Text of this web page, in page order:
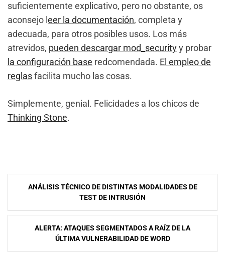
suficientemente explicativo, pero no obstante, os
aconsejo l eer la documentación, completa y
adecuada, para otros posibles usos. Los más
atrevidos, pueden descargar mod_securityy probar
la configuración base redcomendada. El empleo de
reglasfacilita mucho las cosas.
Simplemente, genial. Felicidades a los chicos de
Thinking Stone.
NavegaciÃ³n
entradas
ANÁLISIS TÉCNICO DE DISTINTAS MODALIDADES DE
TEST DE INTRUSIÓN
ALERTA: ATAQUES SEGMENTADOS A RAÍZ DE LA
ÚLTIMA VULNERABILIDAD DE WORD